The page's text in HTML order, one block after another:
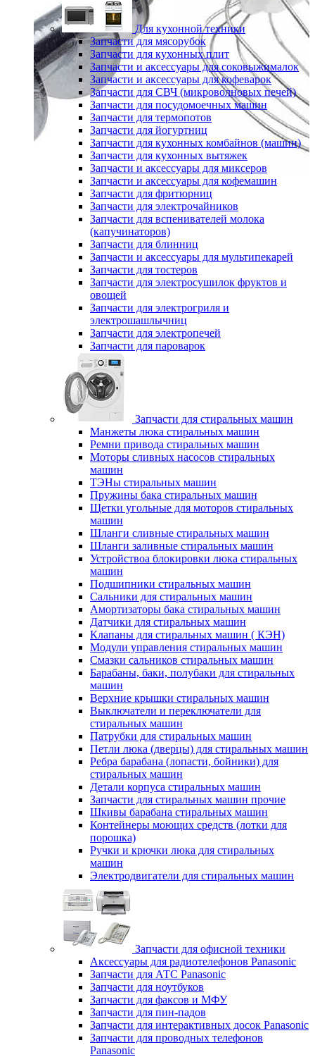
Для кухонной техники
Запчасти для мясорубок
Запчасти для кухонных плит
Запчасти и аксессуары для соковыжималок
Запчасти и аксессуары для кофеварок
Запчасти для СВЧ (микроволновых печей)
Запчасти для посудомоечных машин
Запчасти для термопотов
Запчасти для йогуртниц
Запчасти для кухонных комбайнов (машин)
Запчасти для кухонных вытяжек
Запчасти и аксессуары для миксеров
Запчасти и аксессуары для кофемашин
Запчасти для фритюрниц
Запчасти для электрочайников
Запчасти для вспенивателей молока
(капучинаторов)
Запчасти для блинниц
Запчасти и аксессуары для мультипекарей
Запчасти для тостеров
Запчасти для электросушилок фруктов и
овощей
Запчасти для электрогриля и
электрошашлычниц
Запчасти для электропечей
Запчасти для пароварок
Запчасти для стиральных машин
Манжеты люка стиральных машин
Ремни привода стиральных машин
Моторы сливных насосов стиральных
машин
ТЭНы стиральных машин
Пружины бака стиральных машин
Щетки угольные для моторов стиральных
машин
Шланги сливные стиральных машин
Шланги заливные стиральных машин
Устройствоа блокировки люка стиральных
машин
Подшипники стиральных машин
Сальники для стиральных машин
Амортизаторы бака стиральных машин
Датчики для стиральных машин
Клапаны для стиральных машин ( КЭН)
Модули управления стиральных машин
Смазки сальников стиральных машин
Барабаны, баки, полубаки для стиральных
машин
Верхние крышки стиральных машин
Выключатели и переключатели для
стиральных машин
Патрубки для стиральных машин
Петли люка (дверцы) для стиральных машин
Ребра барабана (лопасти, бойники) для
стиральных машин
Детали корпуса стиральных машин
Запчасти для стиральных машин прочие
Шкивы барабана стиральных машин
Контейнеры моющих средств (лотки для
порошка)
Ручки и крючки люка для стиральных
машин
Электродвигатели для стиральных машин
Запчасти для офисной техники
Аксессуары для радиотелефонов Panasonic
Запчасти для АТС Panasonic
Запчасти для ноутбуков
Запчасти для факсов и МФУ
Запчасти для пин-падов
Запчасти для интерактивных досок Panasonic
Запчасти для проводных телефонов
Panasonic